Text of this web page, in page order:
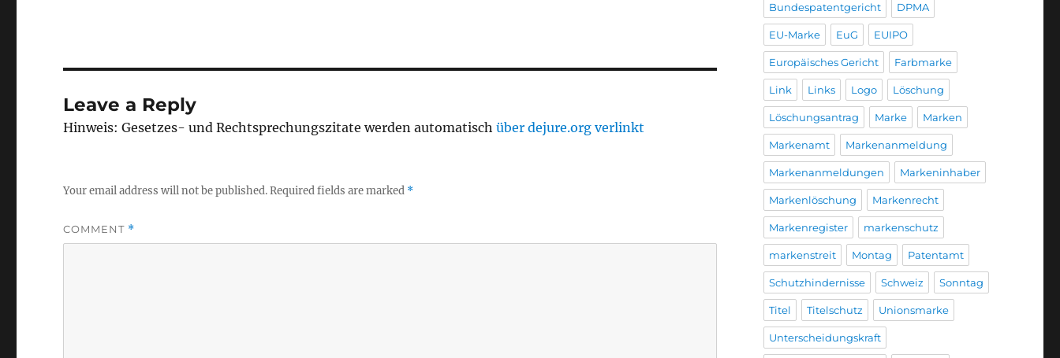
Leave a Reply
Hinweis: Gesetzes- und Rechtsprechungszitate werden automatischüber dejure.org verlinkt
Your email address will not be published.Required fields are marked *
COMMENT *
Bundespatentgericht DPMA
EU-Marke EuG EUIPO
Europäisches Gericht Farbmarke
Link Links Logo Löschung
Löschungsantrag Marke Marken
Markenamt Markenanmeldung
Markenanmeldungen Markeninhaber
Markenlöschung Markenrecht
Markenregister markenschutz
markenstreit Montag Patentamt
Schutzhindernisse Schweiz Sonntag
Titel Titelschutz Unionsmarke
Unterscheidungskraft